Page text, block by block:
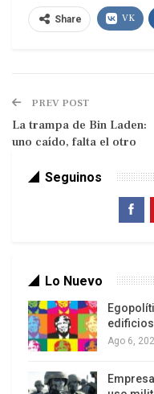
No tiene otra salida
desarrollo
autonomía y la
colonias y pueblos,
sociales.
El semiestado
dependiente y está
capitalista pleno y
Share VK
PREV POST
La trampa de Bin Laden:
uno caído, falta el otro
Seguinos
Lo Nuevo
Ago 6,